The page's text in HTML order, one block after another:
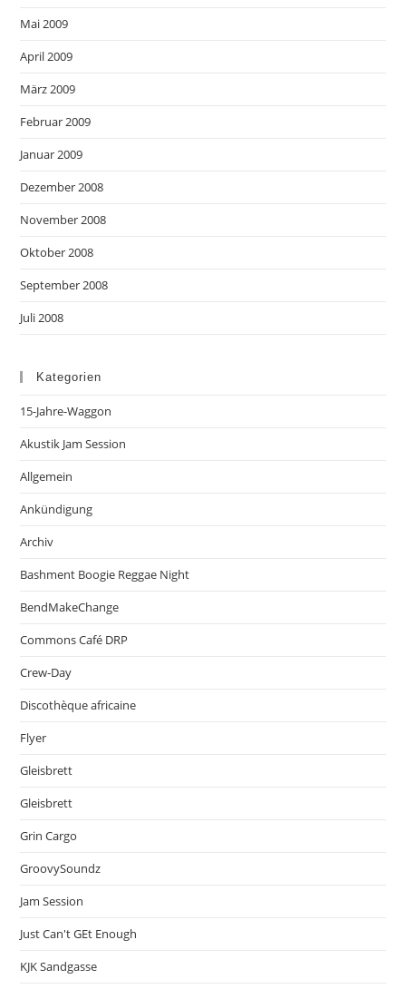
Mai 2009
April 2009
März 2009
Februar 2009
Januar 2009
Dezember 2008
November 2008
Oktober 2008
September 2008
Juli 2008
Kategorien
15-Jahre-Waggon
Akustik Jam Session
Allgemein
Ankündigung
Archiv
Bashment Boogie Reggae Night
BendMakeChange
Commons Café DRP
Crew-Day
Discothèque africaine
Flyer
Gleisbrett
Gleisbrett
Grin Cargo
GroovySoundz
Jam Session
Just Can't GEt Enough
KJK Sandgasse